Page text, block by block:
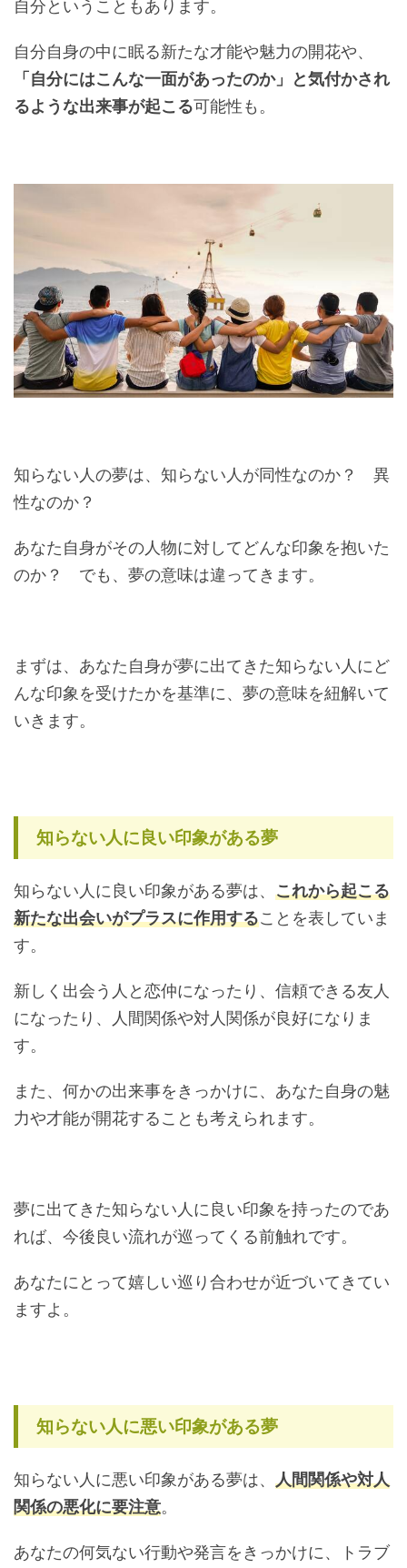
自分ということもあります。
自分自身の中に眠る新たな才能や魅力の開花や、
「自分にはこんな一面があったのか」と気付かされ
るような出来事が起こる可能性も。
知らない人の夢は、知らない人が同性なのか？ 異
性なのか？
あなた自身がその人物に対してどんな印象を抱いた
のか？ でも、夢の意味は違ってきます。
まずは、あなた自身が夢に出てきた知らない人にど
んな印象を受けたかを基準に、夢の意味を紐解いて
いきます。
知らない人に良い印象がある夢
知らない人に良い印象がある夢は、 これから起こる
新たな出会いがプラスに作用することを表していま
す。
新しく出会う人と恋仲になったり、信頼できる友人
になったり、人間関係や対人関係が良好になりま
す。
また、何かの出来事をきっかけに、あなた自身の魅
力や才能が開花することも考えられます。
夢に出てきた知らない人に良い印象を持ったのであ
れば、今後良い流れが巡ってくる前触れです。
あなたにとって嬉しい巡り合わせが近づいてきてい
ますよ。
知らない人に悪い印象がある夢
知らない人に悪い印象がある夢は、 人間関係や対人
関係の悪化に要注意。
あなたの何気ない行動や発言をきっかけに、トラブ